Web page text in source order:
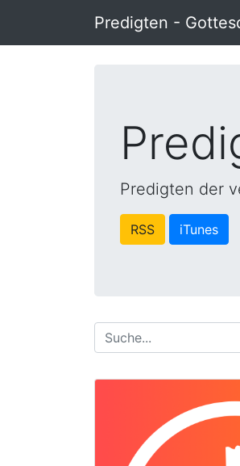
Predigten -
Predigten der
RSS iTunes